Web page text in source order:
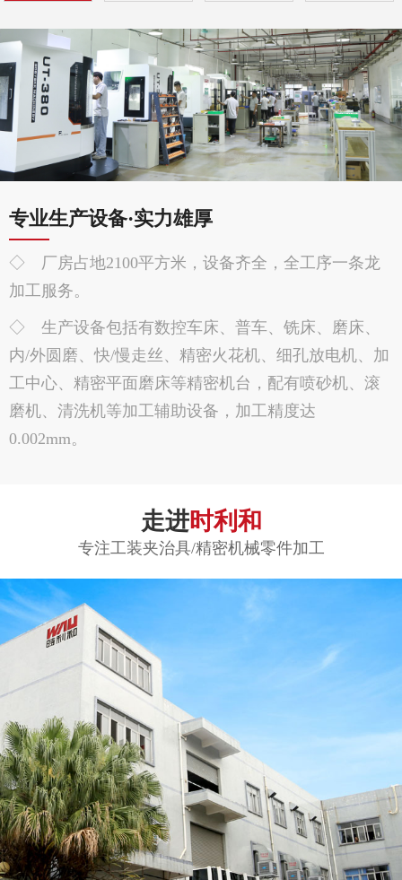
专业生产设备·实力雄厚
◇ 厂房占地2100平方米，设备齐全，全工序一条龙
加工服务。
◇ 生产设备包括有数控车床、普车、铣床、磨床、
内/外圆磨、快/慢走丝、精密火花机、细孔放电机、加
工中心、精密平面磨床等精密机台，配有喷砂机、滚
磨机、清洗机等加工辅助设备，加工精度达
0.002mm。
走进时利和
专注工装夹治具/精密机械零件加工